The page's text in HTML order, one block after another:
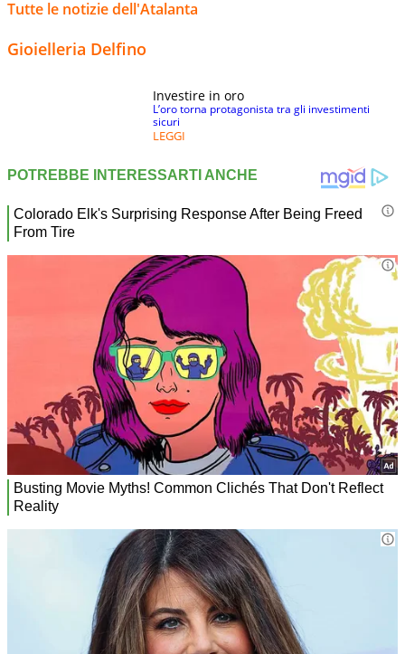
Tutte le notizie dell'Atalanta
Gioielleria Delfino
Investire in oro
L’oro torna protagonista tra gli investimenti
sicuri
LEGGI